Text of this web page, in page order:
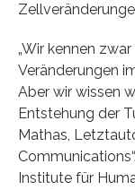
„Wir kennen
Veränderungen
Aber wir wissen
Entstehung der
Mathas,
Institute für